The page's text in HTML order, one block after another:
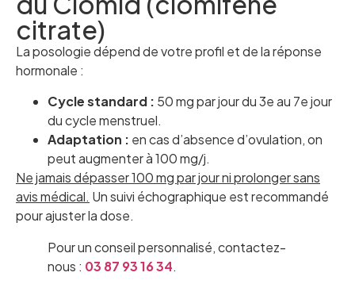
citrate)
La posologie dépend de votre profil et de la réponse
hormonale :
Cycle standard : 50 mg par jour du 3e au 7e jour
du cycle menstruel.
Adaptation : en cas d’absence d’ovulation, on
peut augmenter à 100 mg/j.
Ne jamais dépasser 100 mg par jour ni prolonger sans
avis médical. Un suivi échographique est recommandé
pour ajuster la dose.
Pour un conseil personnalisé, contactez-
nous : 03 87 93 16 34.